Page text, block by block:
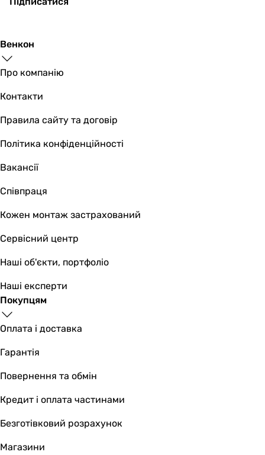
Венкон
Про компанію
Контакти
Правила сайту та договір
Політика конфіденційності
Вакансії
Співпраця
Кожен монтаж застрахований
Сервісний центр
Наші об'єкти, портфоліо
Наші експерти
Покупцям
Оплата і доставка
Гарантія
Повернення та обмін
Кредит і оплата частинами
Безготівковий розрахунок
Магазини